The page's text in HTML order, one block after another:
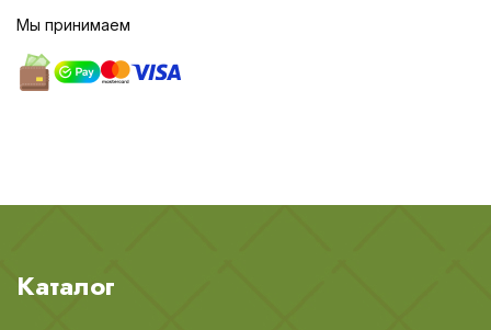
Мы принимаем
Каталог